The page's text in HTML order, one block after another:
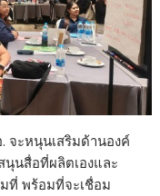
จะหนุนเสริมด้านองค์
นสื่อที่ผลิตเองและ
ที่ พร้อมที่จะเชื่อม